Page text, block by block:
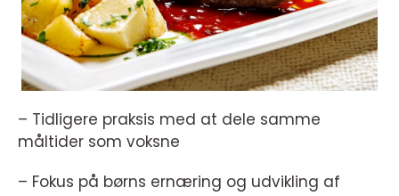
– Tidligere praksis med at dele samme
måltider som voksne
– Fokus på børns ernæring og udvikling af